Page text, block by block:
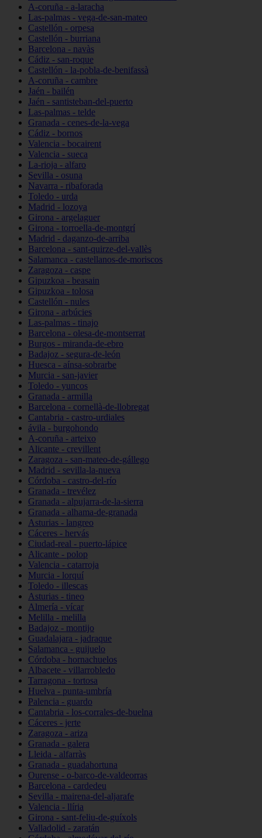
A-coruña - a-laracha
Las-palmas - vega-de-san-mateo
Castellón - orpesa
Castellón - burriana
Barcelona - navàs
Cádiz - san-roque
Castellón - la-pobla-de-benifassà
A-coruña - cambre
Jaén - bailén
Jaén - santisteban-del-puerto
Las-palmas - telde
Granada - cenes-de-la-vega
Cádiz - bornos
Valencia - bocairent
Valencia - sueca
La-rioja - alfaro
Sevilla - osuna
Navarra - ribaforada
Toledo - urda
Madrid - lozoya
Girona - argelaguer
Girona - torroella-de-montgrí
Madrid - daganzo-de-arriba
Barcelona - sant-quirze-del-vallès
Salamanca - castellanos-de-moriscos
Zaragoza - caspe
Gipuzkoa - beasain
Gipuzkoa - tolosa
Castellón - nules
Girona - arbúcies
Las-palmas - tinajo
Barcelona - olesa-de-montserrat
Burgos - miranda-de-ebro
Badajoz - segura-de-león
Huesca - aínsa-sobrarbe
Murcia - san-javier
Toledo - yuncos
Granada - armilla
Barcelona - cornellà-de-llobregat
Cantabria - castro-urdiales
ávila - burgohondo
A-coruña - arteixo
Alicante - crevillent
Zaragoza - san-mateo-de-gállego
Madrid - sevilla-la-nueva
Córdoba - castro-del-río
Granada - trevélez
Granada - alpujarra-de-la-sierra
Granada - alhama-de-granada
Asturias - langreo
Cáceres - hervás
Ciudad-real - puerto-lápice
Alicante - polop
Valencia - catarroja
Murcia - lorquí
Toledo - illescas
Asturias - tineo
Almería - vícar
Melilla - melilla
Badajoz - montijo
Guadalajara - jadraque
Salamanca - guijuelo
Córdoba - hornachuelos
Albacete - villarrobledo
Tarragona - tortosa
Huelva - punta-umbría
Palencia - guardo
Cantabria - los-corrales-de-buelna
Cáceres - jerte
Zaragoza - ariza
Granada - galera
Lleida - alfarràs
Granada - guadahortuna
Ourense - o-barco-de-valdeorras
Barcelona - cardedeu
Sevilla - mairena-del-aljarafe
Valencia - llíria
Girona - sant-feliu-de-guíxols
Valladolid - zaratán